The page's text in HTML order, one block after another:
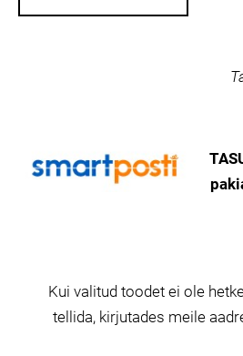
Kui valitud toodet ei ole
tellida, kirjutades meile